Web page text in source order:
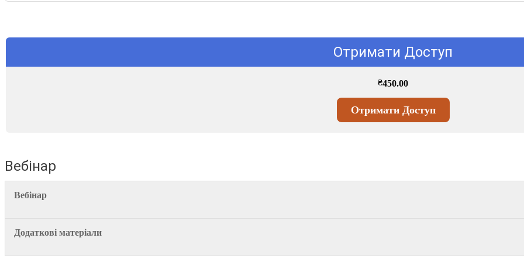
Отримати Доступ
₴450.00
Отримати Доступ
Вебінар
Вебінар
Додаткові матеріали